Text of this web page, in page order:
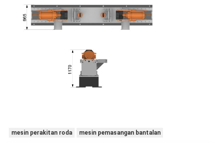
mesin perakitan roda mesin pemasangan bantalan